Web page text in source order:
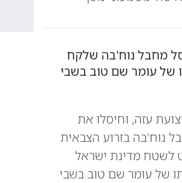
מחבל נוח'בה שלקח
של עומר שם טוב בשבי
עזה, וחיסלו את
נוח'בה בזרוע הצבאית
לשטח מדינת ישראל
של עומר שם טוב בשבי